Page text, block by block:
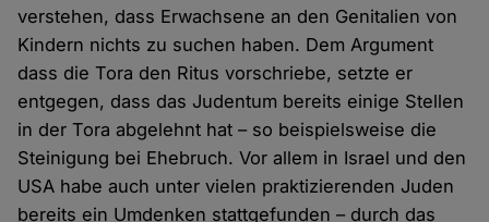
verstehen, dass Erwachsene an den Genitalien von
Kindern nichts zu suchen haben. Dem Argument
dass die Tora den Ritus vorschriebe, setzte er
entgegen, dass das Judentum bereits einige Stellen
in der Tora abgelehnt hat – so beispielsweise die
Steinigung bei Ehebruch. Vor allem in Israel und den
USA habe auch unter vielen praktizierenden Juden
bereits ein Umdenken stattgefunden – durch das